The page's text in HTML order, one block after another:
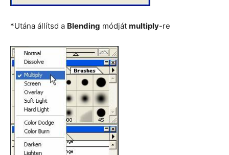
*Utána állítsd a Blending módját multiply-re